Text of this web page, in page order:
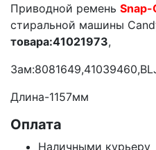
Приводной ремень Snap-
стиральной машины
товара:41021973,
Длина-1157мм
Оплата
Наличными курьеру